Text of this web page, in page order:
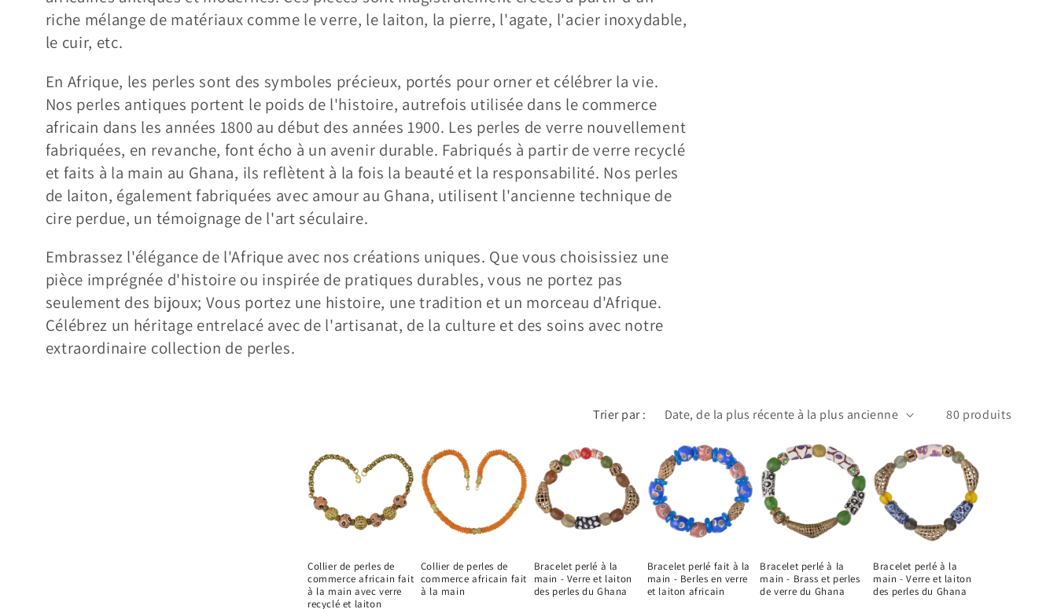
l
e
c
t
i
o
n
:
riche mélange de matériaux comme le verre, le laiton, la pierre, l'agate, l'acier inoxydable,
le cuir, etc.
En Afrique, les perles sont des symboles précieux, portés pour orner et célébrer la vie.
Nos perles antiques portent le poids de l'histoire, autrefois utilisée dans le commerce
africain dans les années 1800 au début des années 1900. Les perles de verre nouvellement
fabriquées, en revanche, font écho à un avenir durable. Fabriqués à partir de verre recyclé
et faits à la main au Ghana, ils reflètent à la fois la beauté et la responsabilité. Nos perles
de laiton, également fabriquées avec amour au Ghana, utilisent l'ancienne technique de
cire perdue, un témoignage de l'art séculaire.
Embrassez l'élégance de l'Afrique avec nos créations uniques. Que vous choisissiez une
pièce imprégnée d'histoire ou inspirée de pratiques durables, vous ne portez pas
seulement des bijoux; Vous portez une histoire, une tradition et un morceau d'Afrique.
Célébrez un héritage entrelacé avec de l'artisanat, de la culture et des soins avec notre
extraordinaire collection de perles.
Trier par : 80 produits
Collier de perles de
commerce africain fait
à la main avec verre
recyclé et laiton
Collier de perles de
commerce africain fait
à la main
Bracelet perlé à la
main - Verre et laiton
des perles du Ghana
Bracelet perlé fait à la
main - Berles en verre
et laiton africain
Bracelet perlé à la
main - Brass et perles
de verre du Ghana
Bracelet perlé à la
main - Verre et laiton
des perles du Ghana